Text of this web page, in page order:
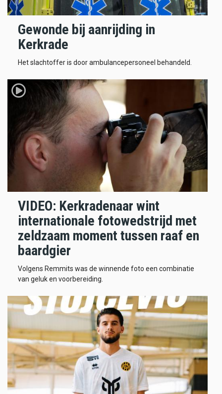
Gewonde bij aanrijding in
Kerkrade
Het slachtoffer is door ambulancepersoneel behandeld.
VIDEO: Kerkradenaar wint
internationale fotowedstrijd met
zeldzaam moment tussen raaf en
baardgier
Volgens Remmits was de winnende foto een combinatie
van geluk en voorbereiding.